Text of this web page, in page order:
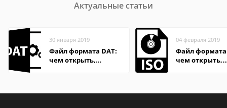
Актуальные статьи
30 января 2019
Файл формата DAT:
чем открыть,
04 февраля 2019
Файл формата
чем открыть,